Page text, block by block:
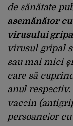
de sănătate
asemănător
virusului
virusul gripal
sau mai mici
care să
anul respectiv.
vaccin
persoanelor